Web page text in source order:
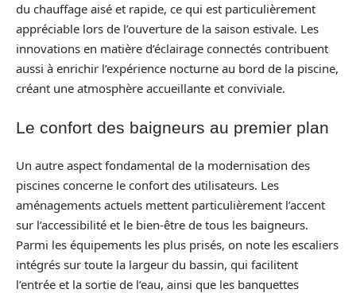
du chauffage aisé et rapide, ce qui est particulièrement
appréciable lors de l’ouverture de la saison estivale. Les
innovations en matière d’éclairage connectés contribuent
aussi à enrichir l’expérience nocturne au bord de la piscine,
créant une atmosphère accueillante et conviviale.
Le confort des baigneurs au premier plan
Un autre aspect fondamental de la modernisation des
piscines concerne le confort des utilisateurs. Les
aménagements actuels mettent particulièrement l’accent
sur l’accessibilité et le bien-être de tous les baigneurs.
Parmi les équipements les plus prisés, on note les escaliers
intégrés sur toute la largeur du bassin, qui facilitent
l’entrée et la sortie de l’eau, ainsi que les banquettes